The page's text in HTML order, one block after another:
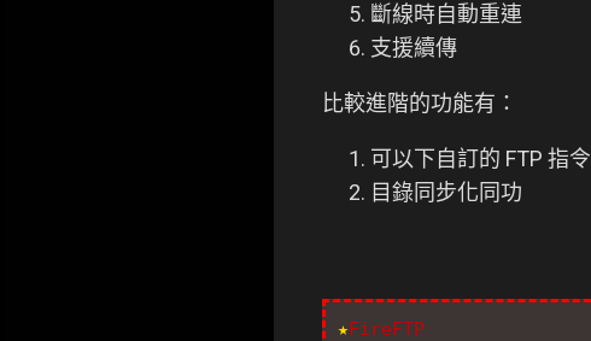
斷線時自動重連
支援續傳
比較進階的功能有：
可以下自訂的 FTP 指令
目錄同步化同功
★FireFTP